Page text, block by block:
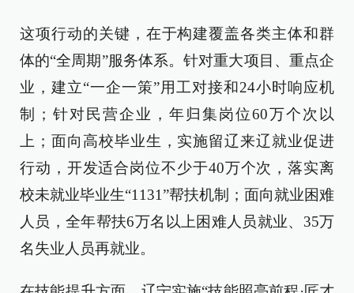
这项行动的关键，在于构建覆盖各类主体和群
体的“全周期”服务体系。针对重大项目、重点企
业，建立“一企一策”用工对接和24小时响应机
制；针对民营企业，年归集岗位60万个次以
上；面向高校毕业生，实施留辽来辽就业促进
行动，开发适合岗位不少于40万个次，落实离
校未就业毕业生“1131”帮扶机制；面向就业困难
人员，全年帮扶6万名以上困难人员就业、35万
名失业人员再就业。